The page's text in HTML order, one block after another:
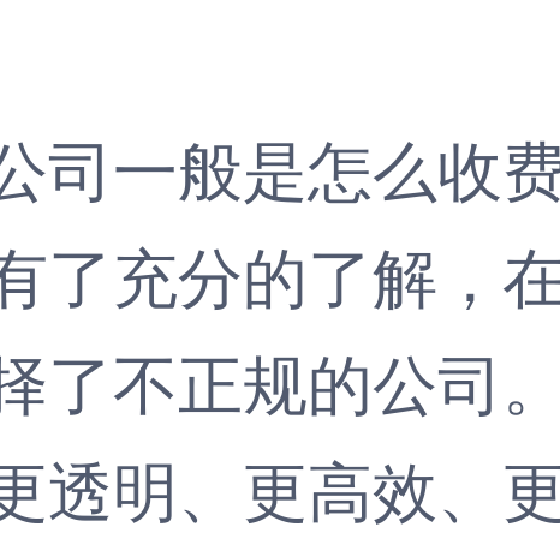
一般是怎么收
了充分的了解，
了不正规的公司
透明、更高效、